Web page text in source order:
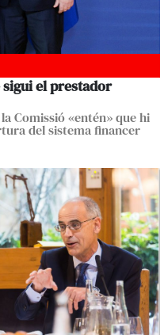
el prestador
Comissió «entén» que hi
del sistema financer